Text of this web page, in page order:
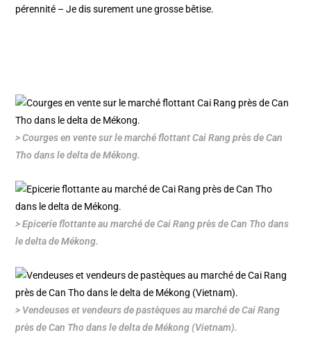
pérennité – Je dis surement une grosse bêtise.
> Courges en vente sur le marché flottant Cai Rang près de Can
Tho dans le delta de Mékong.
> Epicerie flottante au marché de Cai Rang près de Can Tho dans
le delta de Mékong.
> Vendeuses et vendeurs de pastèques au marché de Cai Rang
près de Can Tho dans le delta de Mékong (Vietnam).